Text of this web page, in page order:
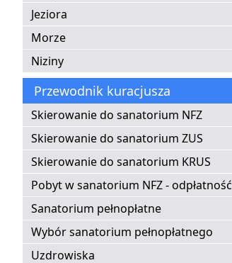
Jeziora
Morze
Niziny
Przewodnik kuracjusza
Skierowanie do sanatorium NFZ
Skierowanie do sanatorium ZUS
Skierowanie do sanatorium KRUS
Pobyt w sanatorium NFZ - odpłatność
Sanatorium pełnopłatne
Wybór sanatorium pełnopłatnego
Uzdrowiska